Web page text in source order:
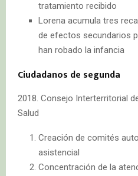
tratamiento recibido
Lorena acumula tres
de efectos secundarios
han robado la infancia
Ciudadanos de segunda
2018. Consejo Interterritorial
Salud
Creación de comités
asistencial
Concentración de la